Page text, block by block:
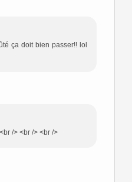
ça doit bien passer!! lol
/> <br /> <br />